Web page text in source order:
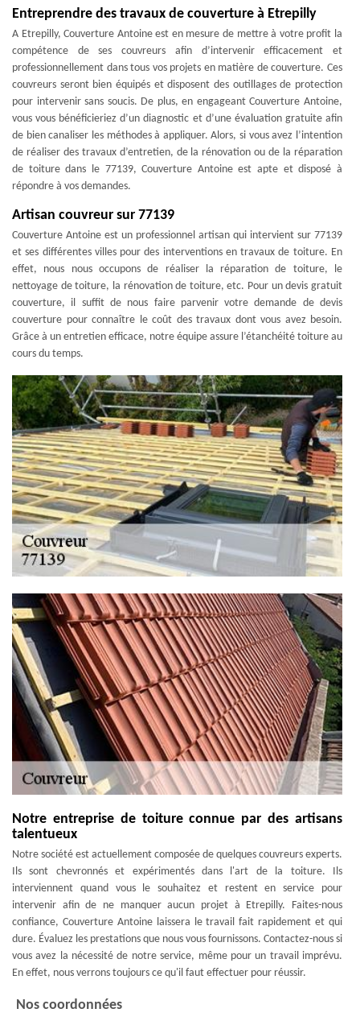
Entreprendre des travaux de couverture à Etrepilly
A Etrepilly, Couverture Antoine est en mesure de mettre à votre profit la
compétence de ses couvreurs afin d’intervenir efficacement et
professionnellement dans tous vos projets en matière de couverture. Ces
couvreurs seront bien équipés et disposent des outillages de protection
pour intervenir sans soucis. De plus, en engageant Couverture Antoine,
vous vous bénéficieriez d’un diagnostic et d’une évaluation gratuite afin
de bien canaliser les méthodes à appliquer. Alors, si vous avez l’intention
de réaliser des travaux d’entretien, de la rénovation ou de la réparation
de toiture dans le 77139, Couverture Antoine est apte et disposé à
répondre à vos demandes.
Artisan couvreur sur 77139
Couverture Antoine est un professionnel artisan qui intervient sur 77139
et ses différentes villes pour des interventions en travaux de toiture. En
effet, nous nous occupons de réaliser la réparation de toiture, le
nettoyage de toiture, la rénovation de toiture, etc. Pour un devis gratuit
couverture, il suffit de nous faire parvenir votre demande de devis
couverture pour connaître le coût des travaux dont vous avez besoin.
Grâce à un entretien efficace, notre équipe assure l’étanchéité toiture au
cours du temps.
Notre entreprise de toiture connue par des artisans
talentueux
Notre société est actuellement composée de quelques couvreurs experts.
Ils sont chevronnés et expérimentés dans l'art de la toiture. Ils
interviennent quand vous le souhaitez et restent en service pour
intervenir afin de ne manquer aucun projet à Etrepilly. Faites-nous
confiance, Couverture Antoine laissera le travail fait rapidement et qui
dure. Évaluez les prestations que nous vous fournissons. Contactez-nous si
vous avez la nécessité de notre service, même pour un travail imprévu.
En effet, nous verrons toujours ce qu'il faut effectuer pour réussir.
Nos coordonnées